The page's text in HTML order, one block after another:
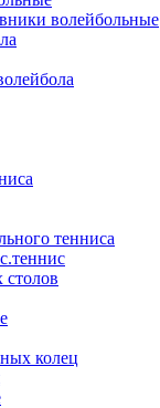
волейбольные
тенниса
колец